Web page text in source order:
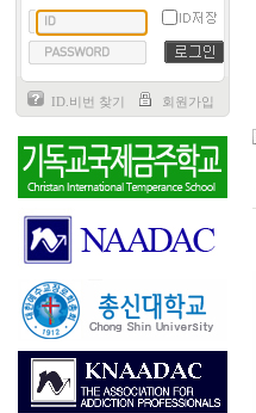
ID.비번 찾기 회원가입